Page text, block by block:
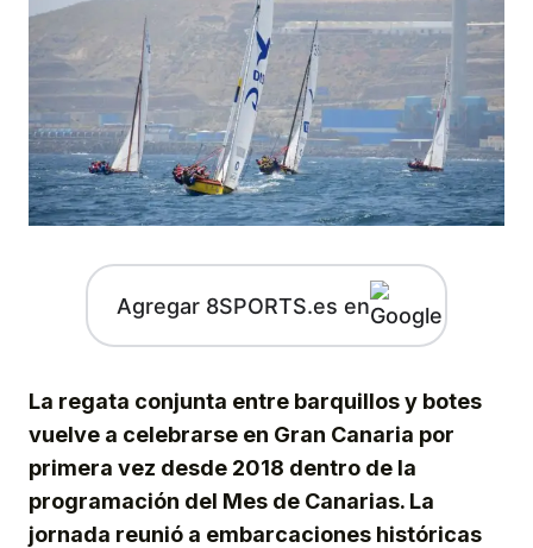
Agregar 8SPORTS.es en
La regata conjunta entre barquillos y botes
vuelve a celebrarse en Gran Canaria por
primera vez desde 2018 dentro de la
programación del Mes de Canarias. La
jornada reunió a embarcaciones históricas